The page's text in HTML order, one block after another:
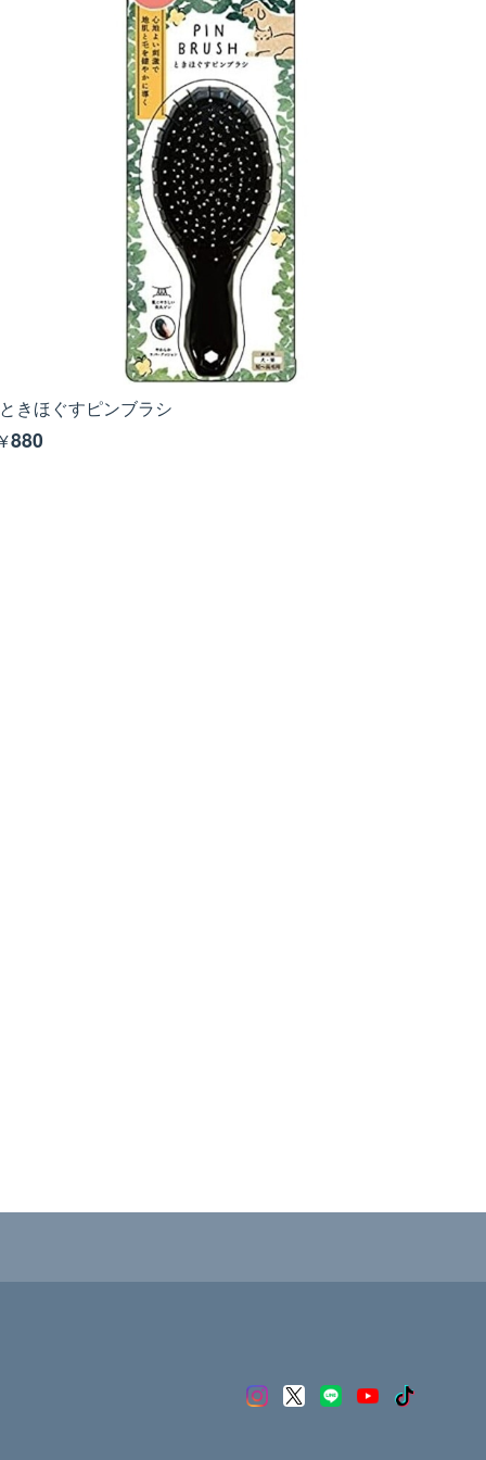
ときほぐすピンブラシ
¥880